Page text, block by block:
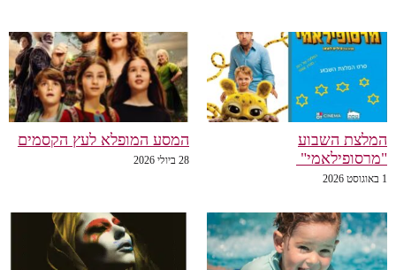
המלצת השבוע
"מרסופילאמי"
1 באוגוסט 2026
המסע המופלא לעץ הקסמים
28 ביולי 2026